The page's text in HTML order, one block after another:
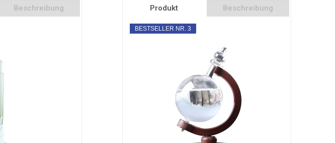
Beschreibung Produkt Beschreibung
BESTSELLER NR. 3